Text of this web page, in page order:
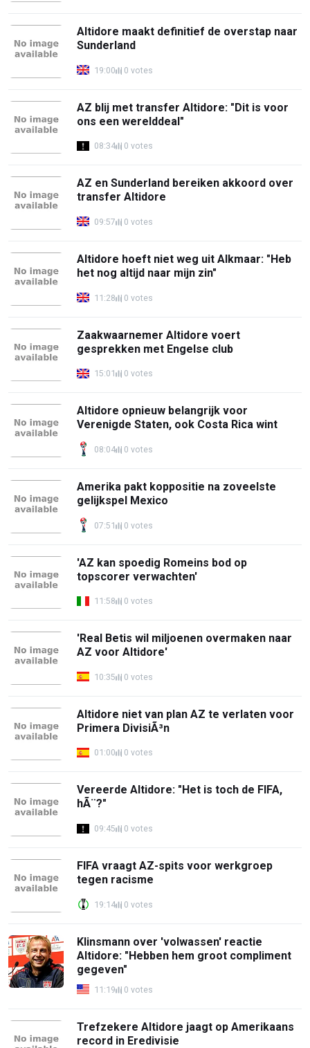
Altidore maakt definitief de overstap naar
Sunderland
19:00 0 votes
AZ blij met transfer Altidore: "Dit is voor
ons een werelddeal"
08:34 0 votes
AZ en Sunderland bereiken akkoord over
transfer Altidore
09:57 0 votes
Altidore hoeft niet weg uit Alkmaar: "Heb
het nog altijd naar mijn zin"
11:28 0 votes
Zaakwaarnemer Altidore voert
gesprekken met Engelse club
15:01 0 votes
Altidore opnieuw belangrijk voor
Verenigde Staten, ook Costa Rica wint
08:04 0 votes
Amerika pakt koppositie na zoveelste
gelijkspel Mexico
07:51 0 votes
'AZ kan spoedig Romeins bod op
topscorer verwachten'
11:58 0 votes
'Real Betis wil miljoenen overmaken naar
AZ voor Altidore'
10:35 0 votes
Altidore niet van plan AZ te verlaten voor
Primera DivisiÃ³n
01:00 0 votes
Vereerde Altidore: "Het is toch de FIFA,
hÃ¨?"
09:45 0 votes
FIFA vraagt AZ-spits voor werkgroep
tegen racisme
19:14 0 votes
Klinsmann over 'volwassen' reactie
Altidore: "Hebben hem groot compliment
gegeven"
11:19 0 votes
Trefzekere Altidore jaagt op Amerikaans
record in Eredivisie